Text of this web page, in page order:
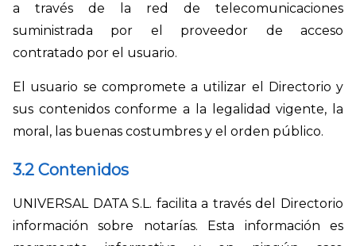
a través de la red de telecomunicaciones
suministrada por el proveedor de acceso
contratado por el usuario.
El usuario se compromete a utilizar el Directorio y
sus contenidos conforme a la legalidad vigente, la
moral, las buenas costumbres y el orden público.
3.2 Contenidos
UNIVERSAL DATA S.L. facilita a través del Directorio
información sobre notarías. Esta información es